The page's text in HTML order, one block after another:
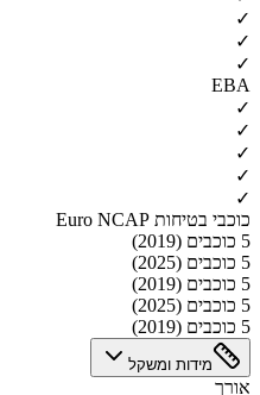
✓
✓
✓
EBA
✓
✓
✓
✓
✓
כוכבי בטיחות Euro NCAP
5 כוכבים (2019)
5 כוכבים (2025)
5 כוכבים (2019)
5 כוכבים (2025)
5 כוכבים (2019)
מידות ומשקל
אורך